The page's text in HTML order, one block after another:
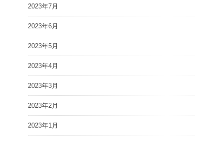
2023年7月
2023年6月
2023年5月
2023年4月
2023年3月
2023年2月
2023年1月